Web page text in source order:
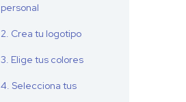
personal
2. Crea tu logotipo
3. Elige tus colores
4. Selecciona tus